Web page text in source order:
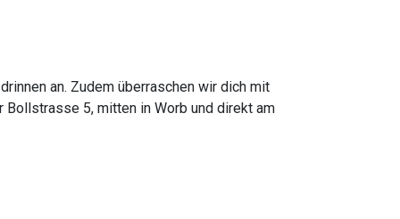
an. Zudem überraschen wir dich mit
5, mitten in Worb und direkt am